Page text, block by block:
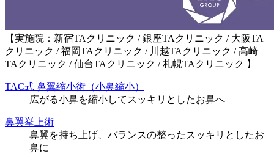
【実施院：新宿TAクリニック / 銀座TAクリニック / 大阪TA
クリニック / 福岡TAクリニック / 川越TAクリニック / 高崎
TAクリニック / 仙台TAクリニック / 札幌TAクリニック 】
TAC式 鼻翼縮小術（小鼻縮小）
広がる小鼻を縮小してスッキリとしたお鼻へ
鼻翼挙上術
鼻翼を持ち上げ、バランスの整ったスッキリとしたお
鼻に